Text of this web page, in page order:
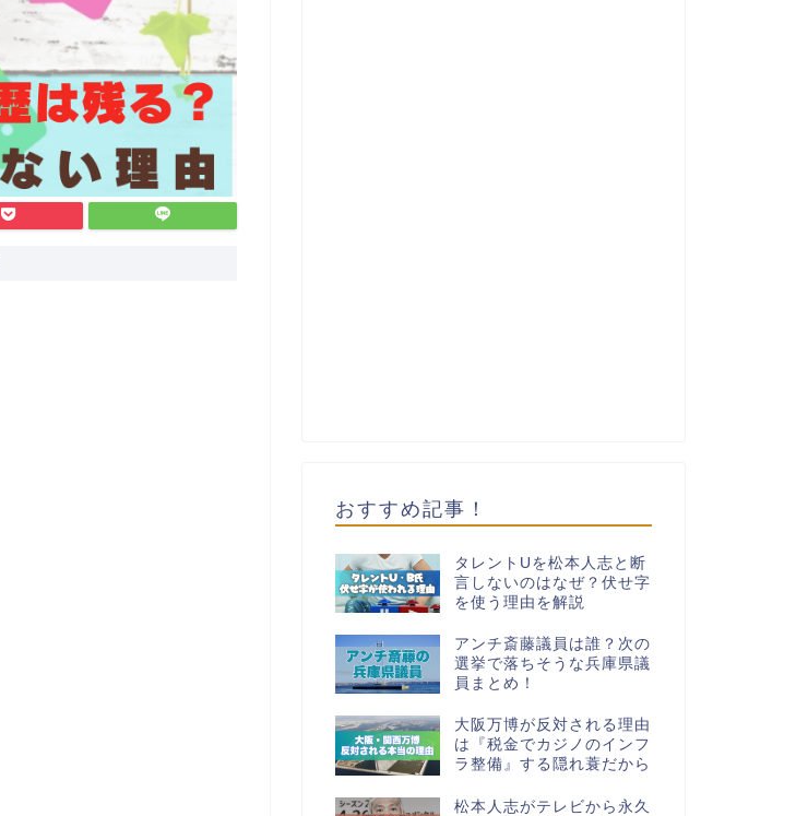
おすすめ記事！
タレントUを松本人志と断
言しないのはなぜ？伏せ字
を使う理由を解説
アンチ斎藤議員は誰？次の
選挙で落ちそうな兵庫県議
員まとめ！
大阪万博が反対される理由
は『税金でカジノのインフ
ラ整備』する隠れ蓑だから
松本人志がテレビから永久